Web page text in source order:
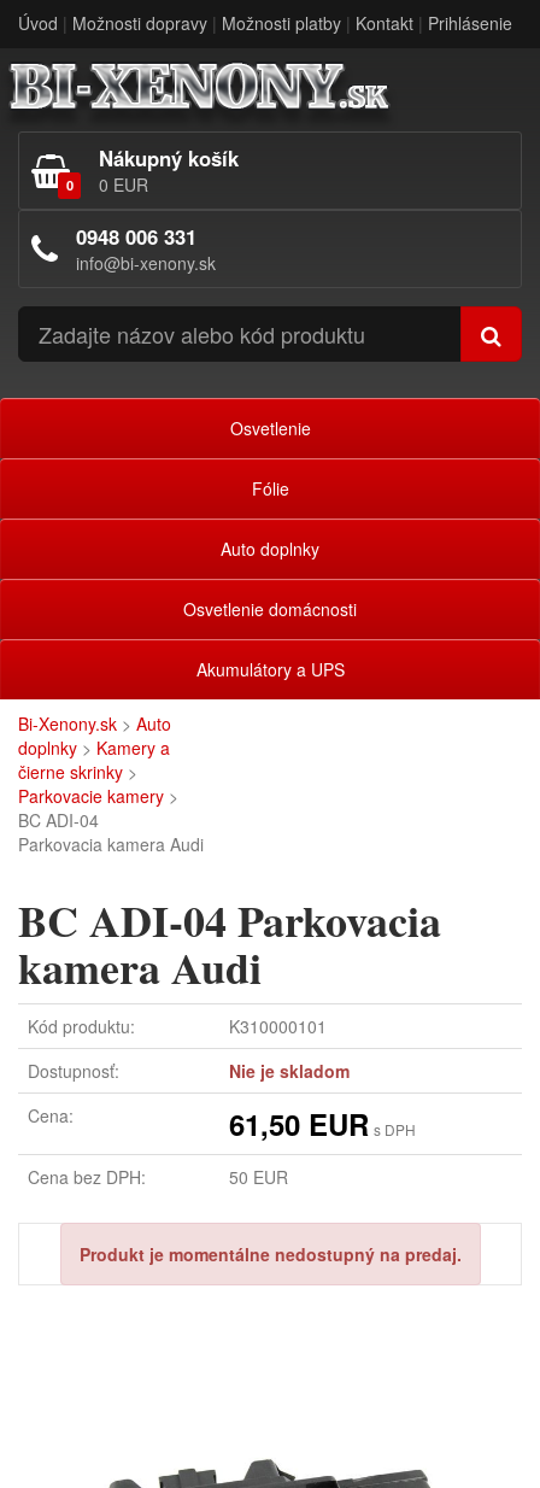
Úvod | Možnosti dopravy | Možnosti platby | Kontakt | Prihlásenie
0
Nákupný košík
0 EUR
0948 006 331
info@bi-xenony.sk
Osvetlenie
Fólie
Auto doplnky
Osvetlenie domácnosti
Akumulátory a UPS
Bi-Xenony.sk > Auto
doplnky > Kamery a
čierne skrinky >
Parkovacie kamery >
BC ADI-04
Parkovacia kamera Audi
BC ADI-04 Parkovacia
kamera Audi
Kód produktu:
K310000101
Dostupnosť:
Nie je skladom
Cena:
61,50 EUR s DPH
Cena bez DPH: 50 EUR
Produkt je momentálne nedostupný na predaj.